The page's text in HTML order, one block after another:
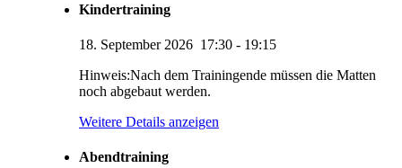
Kindertraining
18. September 2026 17:30 - 19:15
Hinweis:Nach dem Trainingende müssen die Matten
noch abgebaut werden.
Weitere Details anzeigen
Abendtraining